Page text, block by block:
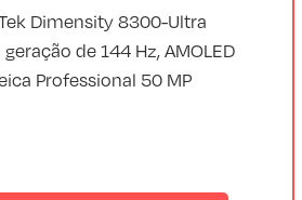
Dimensity 8300-Ultra
de 144 Hz, AMOLED
Professional 50 MP